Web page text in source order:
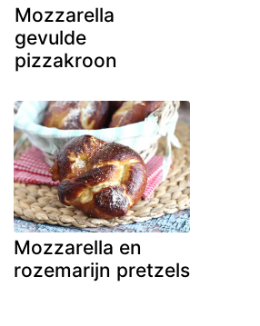
Mozzarella
gevulde
pizzakroon
Mozzarella en
rozemarijn pretzels